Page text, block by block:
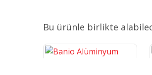
Bu ürünle birlikte